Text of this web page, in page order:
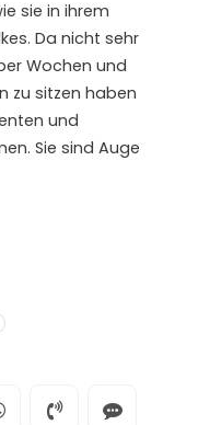
sie in ihrem
Da nicht sehr
Wochen und
zu sitzen haben
und
Sie sind Auge